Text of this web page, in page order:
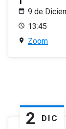
9 de
13:45
Zoom
2 DIC